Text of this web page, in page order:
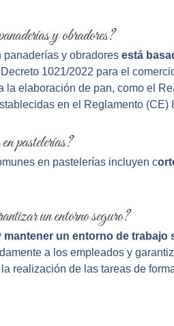
y obradores?
panaderías y obradores está
1021/2022 para el
la elaboración de pan, como el
en el Reglamento (CE)
pastelerías?
en pastelerías incluyen c
un entorno seguro?
mantener un entorno de trabajo
a los empleados y
realización de las tareas de